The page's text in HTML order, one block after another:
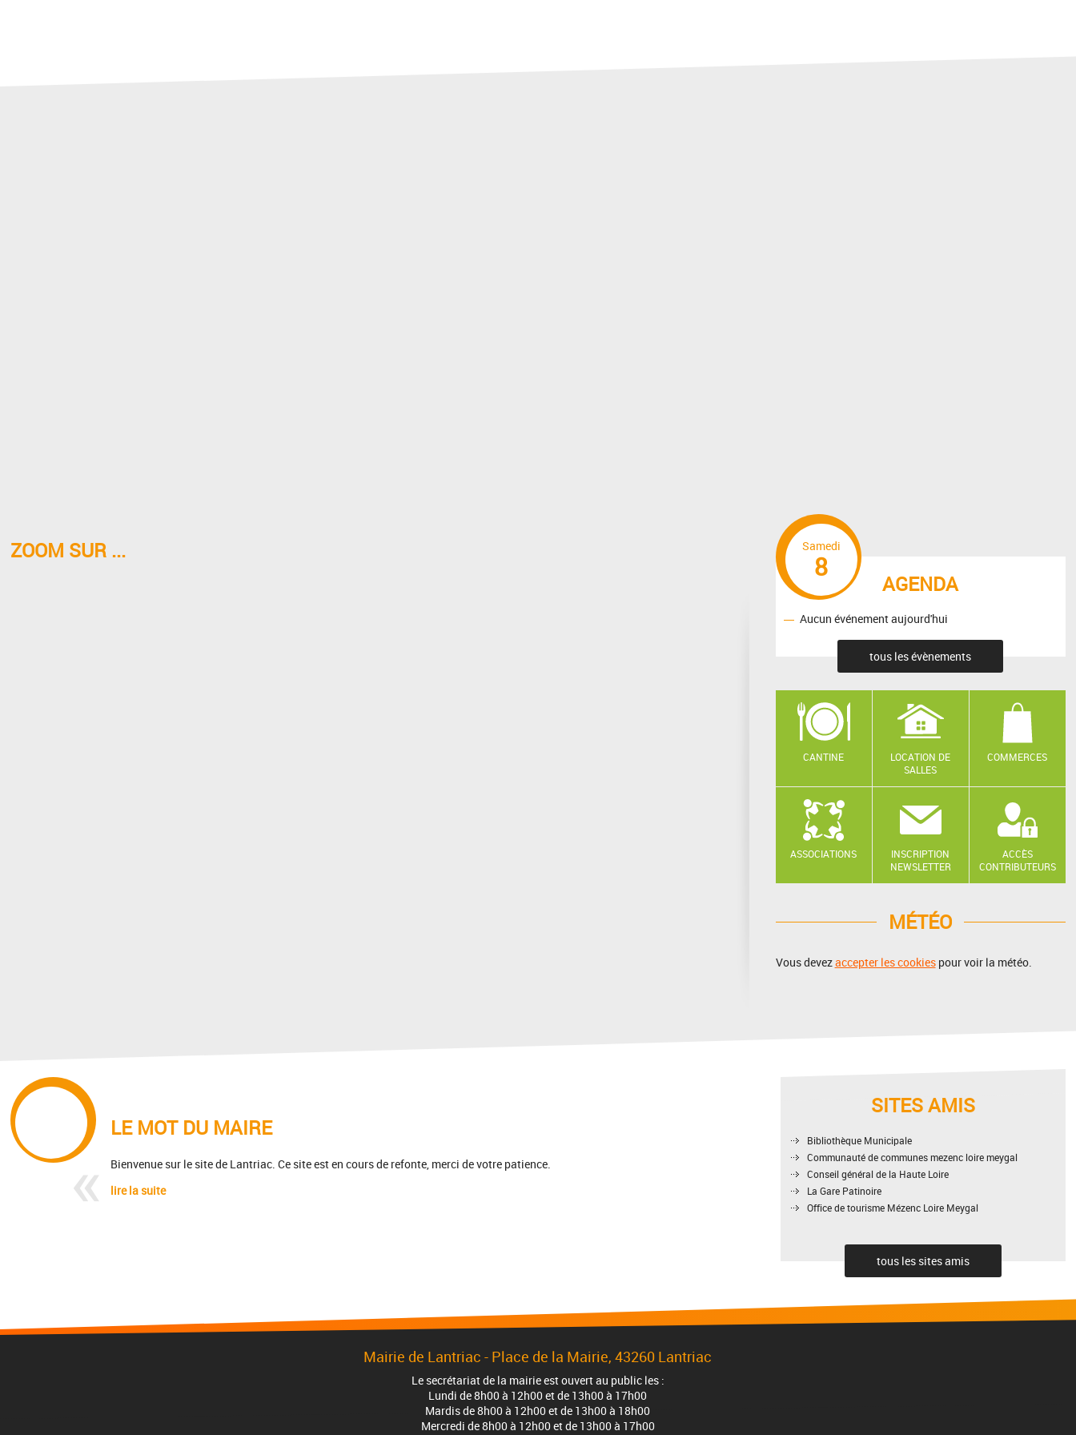
ZOOM SUR ...
AGENDA
Samedi
8
Aucun événement aujourd'hui
tous les évènements
CANTINE
LOCATION DE
SALLES
COMMERCES
ASSOCIATIONS
INSCRIPTION
NEWSLETTER
ACCÈS
CONTRIBUTEURS
MÉTÉO
Vous devezaccepter les cookiespour voir la météo.
LE MOT DU MAIRE
Bienvenue sur le site de Lantriac. Ce site est en cours de refonte, merci de votre patience.
lire la suite
SITES AMIS
Bibliothèque Municipale
Communauté de communes mezenc loire meygal
Conseil général de la Haute Loire
La Gare Patinoire
Office de tourisme Mézenc Loire Meygal
tous les sites amis
Mairie de Lantriac - Place de la Mairie, 43260 Lantriac
Le secrétariat de la mairie est ouvert au public les :
Lundi de 8h00 à 12h00 et de 13h00 à 17h00
Mardis de 8h00 à 12h00 et de 13h00 à 18h00
Mercredi de 8h00 à 12h00 et de 13h00 à 17h00